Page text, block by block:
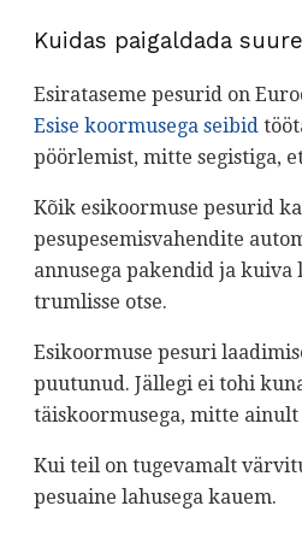
Kuidas paigaldada
Esirataseme pesurid on
Esise koormusega seibid
pöörlemist, mitte segistiga,
Kõik esikoormuse pesurid
pesupesemisvahendite
annusega pakendid ja kuiva
trumlisse otse.
Esikoormuse pesuri
puutunud. Jällegi ei tohi
täiskoormusega, mitte
Kui teil on tugevamalt
pesuaine lahusega kauem.